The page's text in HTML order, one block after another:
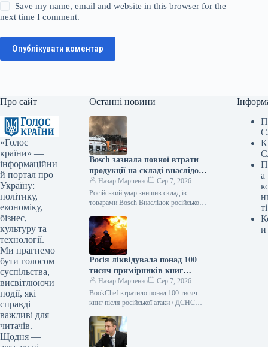
Save my name, email and website in this browser for the
next time I comment.
Опублікувати коментар
Про сайт
«Голос
країни» —
інформаційни
й портал про
Україну:
політику,
економіку,
бізнес,
культуру та
технології.
Ми прагнемо
бути голосом
суспільства,
висвітлюючи
події, які
справді
важливі для
читачів.
Щодня —
Останні новини
Bosch зазнала повної втрати
продукції на складі внаслідок
російського нападу
Назар Марченко
Сер 7, 2026
Російський удар знищив склад із
товарами Bosch Внаслідок російської
партнера Bosch, де зберігалася
продукція. Як повідомляє Delo.ua,
Росія ліквідувала понад 100
тисяч примірників книг
BookChef: деталі події
Назар Марченко
Сер 7, 2026
BookChef втратило понад 100 тисяч
книг після російської атаки / ДСНС
знищено резервний склад логістичного
партнера…
а
ті
и